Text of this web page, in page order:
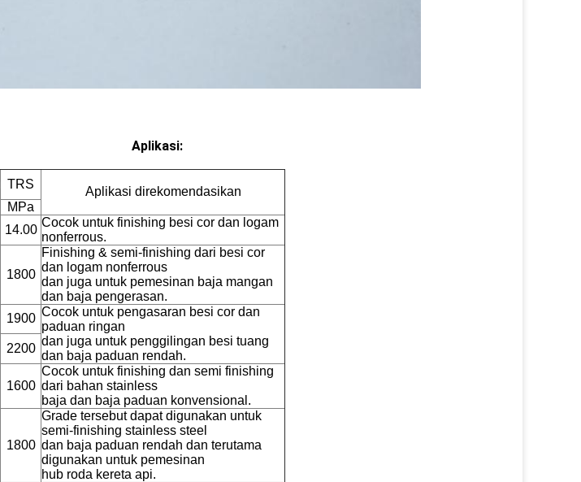
Aplikasi:
TRS
Aplikasi direkomendasikan
MPa
14.00
Cocok untuk finishing besi cor dan logam
nonferrous.
1800
Finishing & semi-finishing dari besi cor
dan logam nonferrous
dan juga untuk pemesinan baja mangan
dan baja pengerasan.
1900 Cocok untuk pengasaran besi cor dan
paduan ringan
dan juga untuk penggilingan besi tuang
dan baja paduan rendah.
2200
1600
Cocok untuk finishing dan semi finishing
dari bahan stainless
baja dan baja paduan konvensional.
1800
Grade tersebut dapat digunakan untuk
semi-finishing stainless steel
dan baja paduan rendah dan terutama
digunakan untuk pemesinan
hub roda kereta api.